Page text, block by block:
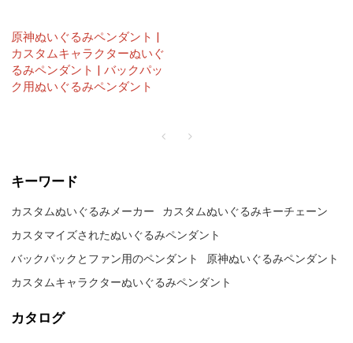
原神ぬいぐるみペンダント |
カスタムキャラクターぬいぐ
るみペンダント | バックパッ
ク用ぬいぐるみペンダント
キーワード
カスタムぬいぐるみメーカー カスタムぬいぐるみキーチェーン
カスタマイズされたぬいぐるみペンダント
バックパックとファン用のペンダント
原神ぬいぐるみペンダント
カスタムキャラクターぬいぐるみペンダント
カタログ